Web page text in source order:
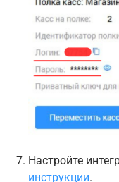
Настройте
инструкции.